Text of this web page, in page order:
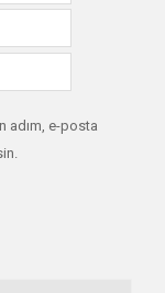
adım, e-posta